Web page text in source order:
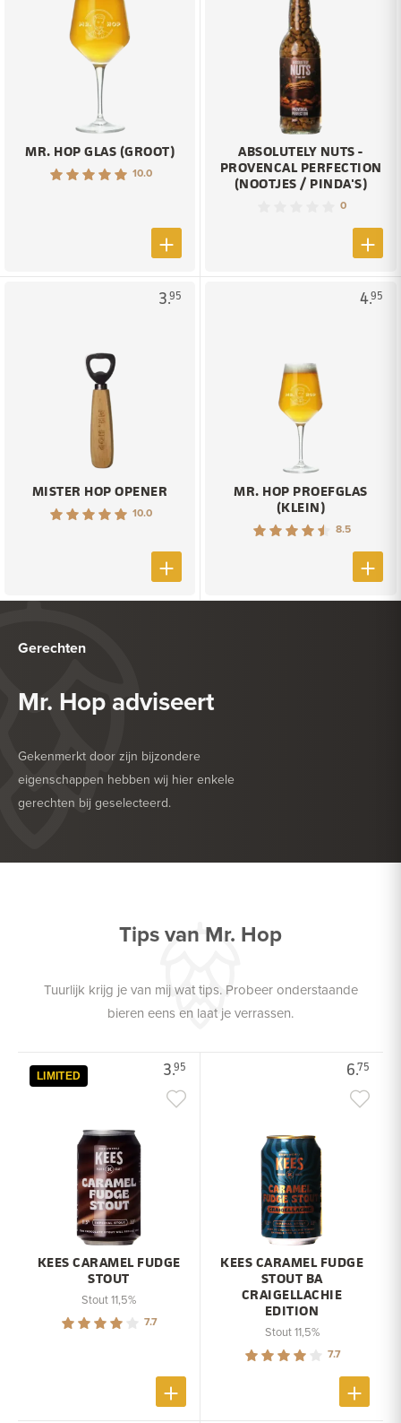
MR. HOP GLAS (GROOT)
10.0
ABSOLUTELY NUTS -
PROVENCAL PERFECTION
(NOOTJES / PINDA'S)
0
3.95
MISTER HOP OPENER
10.0
4.95
MR. HOP PROEFGLAS
(KLEIN)
8.5
Gerechten
Mr. Hop adviseert
Gekenmerkt door zijn bijzondere
eigenschappen hebben wij hier enkele
gerechten bij geselecteerd.
HEERLIJK BIJ
Tips van Mr. Hop
Tuurlijk krijg je van mij wat tips. Probeer onderstaande
bieren eens en laat je verrassen.
3.95
LIMITED
KEES CARAMEL FUDGE
STOUT
Stout 11,5%
7.7
6.75
KEES CARAMEL FUDGE
STOUT BA
CRAIGELLACHIE
EDITION
Stout 11,5%
7.7